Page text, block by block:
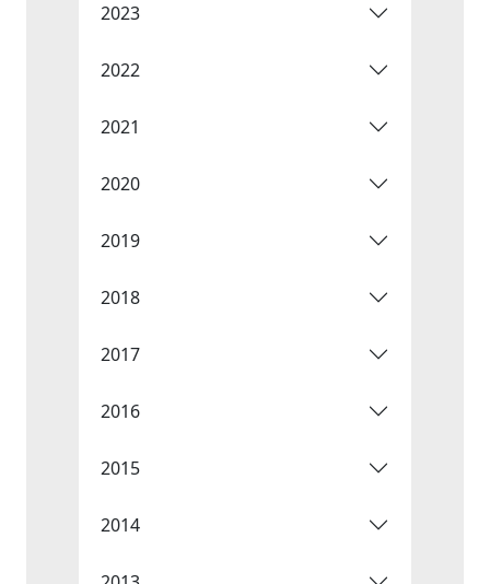
2023
2022
2021
2020
2019
2018
2017
2016
2015
2014